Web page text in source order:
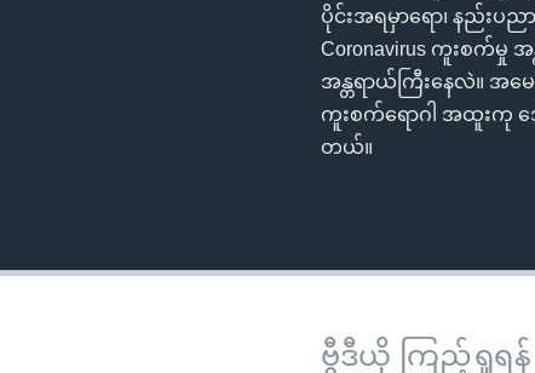
ပိုင်းအရမှာရော၊ နည်းပ
Coronavirus ကူးစက်
အန္တရာယ်ကြီးနေလဲ။ အမ
ကူးစက်ရောဂါ အထူးကု ဒ
တယ်။
ဗွီဒီယို ကြည့်ရှုရန်